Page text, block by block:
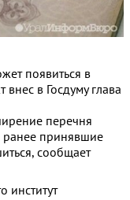
появиться в
в Госдуму глава
перечня
ранее принявшие
сообщает
институт